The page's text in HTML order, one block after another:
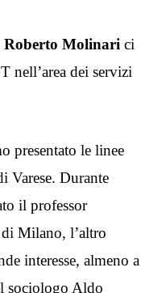
Roberto Molinari ci
nell’area dei servizi
presentato le linee
Varese. Durante
il professor
Milano, l’altro
interesse, almeno a
sociologo Aldo